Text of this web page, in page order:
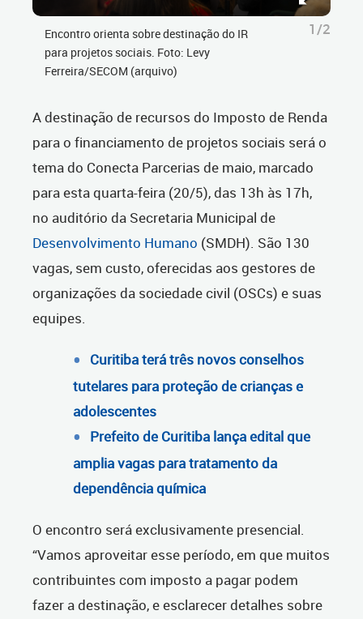
Encontro orienta sobre destinação do IR
para projetos sociais. Foto: Levy
Ferreira/SECOM (arquivo)
1/2
A destinação de recursos do Imposto de Renda
para o financiamento de projetos sociais será o
tema do Conecta Parcerias de maio, marcado
para esta quarta-feira (20/5), das 13h às 17h,
no auditório da Secretaria Municipal de
Desenvolvimento Humano (SMDH). São 130
vagas, sem custo, oferecidas aos gestores de
organizações da sociedade civil (OSCs) e suas
equipes.
Curitiba terá três novos conselhos
tutelares para proteção de crianças e
adolescentes
Prefeito de Curitiba lança edital que
amplia vagas para tratamento da
dependência química
O encontro será exclusivamente presencial.
“Vamos aproveitar esse período, em que muitos
contribuintes com imposto a pagar podem
fazer a destinação, e esclarecer detalhes sobre